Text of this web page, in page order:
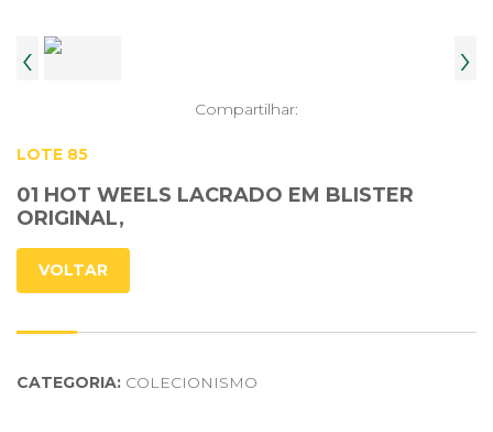
‹ ›
Compartilhar:
LOTE 85
01 HOT WEELS LACRADO EM BLISTER
ORIGINAL,
VOLTAR
CATEGORIA: COLECIONISMO